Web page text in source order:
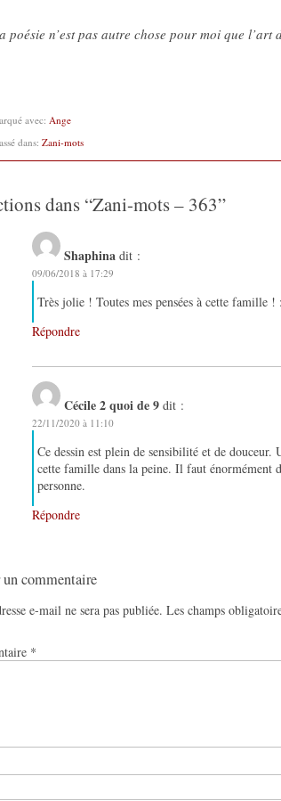
poésie n’est pas autre chose pour moi que l’art
avec: Ange
dans: Zani-mots
dans “Zani-mots – 363”
Shaphina dit :
09/06/2018 à 17:29
Très jolie ! Toutes mes pensées à cette famille !
Répondre
Cécile 2 quoi de 9 dit :
22/11/2020 à 11:10
Ce dessin est plein de sensibilité et de
cette famille dans la peine. Il faut énormément
personne.
Répondre
un commentaire
e-mail ne sera pas publiée. Les champs
*